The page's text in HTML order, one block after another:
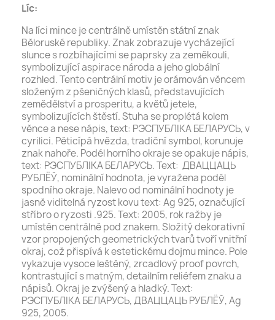
Líc:
Na líci mince je centrálně umístěn státní znak
Běloruské republiky. Znak zobrazuje vycházející
slunce s rozbíhajícími se paprsky za zeměkouli,
symbolizující aspirace národa a jeho globální
rozhled. Tento centrální motiv je orámován věncem
složeným z pšeničných klasů, představujících
zemědělství a prosperitu, a květů jetele,
symbolizujících štěstí. Stuha se proplétá kolem
věnce a nese nápis, text: РЭСПУБЛІКА БЕЛАРУСЬ, v
cyrilici. Pěticípá hvězda, tradiční symbol, korunuje
znak nahoře. Podél horního okraje se opakuje nápis,
text: РЭСПУБЛІКА БЕЛАРУСЬ. Text: ДВАЦЦАЦЬ
РУБЛЁЎ, nominální hodnota, je vyražena podél
spodního okraje. Nalevo od nominální hodnoty je
jasně viditelná ryzost kovu text: Ag 925, označující
stříbro o ryzosti .925. Text: 2005, rok ražby je
umístěn centrálně pod znakem. Složitý dekorativní
vzor propojených geometrických tvarů tvoří vnitřní
okraj, což přispívá k estetickému dojmu mince. Pole
vykazuje vysoce leštěný, zrcadlový proof povrch,
kontrastující s matným, detailním reliéfem znaku a
nápisů. Okraj je zvýšený a hladký. Text:
РЭСПУБЛІКА БЕЛАРУСЬ, ДВАЦЦАЦЬ РУБЛЁЎ, Ag
925, 2005.